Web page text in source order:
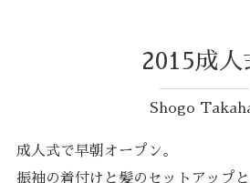
2015成人
Shogo
成人式で早朝オープン。
振袖の着付けと髪のセットアップと